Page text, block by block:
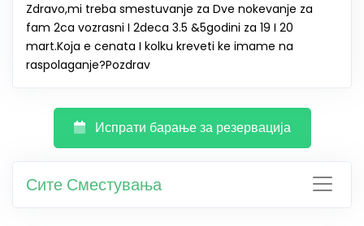
Zdravo,mi treba smestuvanje za Dve nokevanje za
fam 2ca vozrasni I 2deca 3.5 &5godini za 19 I 20
mart.Koja e cenata I kolku kreveti ke imame na
raspolaganje?Pozdrav
Испрати барање за резервација
Сите Сместувања